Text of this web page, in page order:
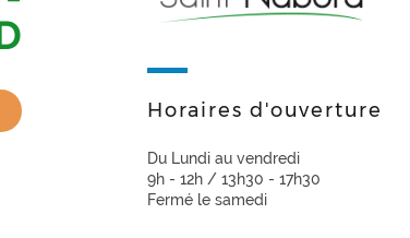
Horaires d'ouverture
Du Lundi au vendredi
9h - 12h / 13h30 - 17h30
Fermé le samedi